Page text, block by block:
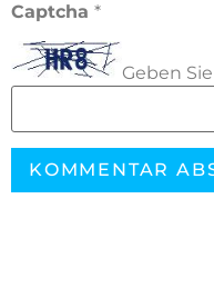
Captcha *
Geben